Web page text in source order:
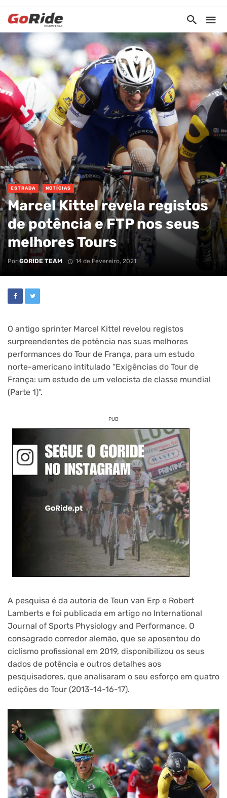
ESTRADA NOTÍCIAS
Marcel Kittel revela registos
de potência e FTP nos seus
melhores Tours
Por GORIDE TEAM 14 de Fevereiro, 2021
O antigo sprinter Marcel Kittel revelou registos
surpreendentes de potência nas suas melhores
performances do Tour de França, para um estudo
norte-americano intitulado “Exigências do Tour de
França: um estudo de um velocista de classe mundial
(Parte 1)”.
PUB
A pesquisa é da autoria de Teun van Erp e Robert
Lamberts e foi publicada em artigo no International
Journal of Sports Physiology and Performance. O
consagrado corredor alemão, que se aposentou do
ciclismo profissional em 2019, disponibilizou os seus
dados de potência e outros detalhes aos
pesquisadores, que analisaram o seu esforço em quatro
edições do Tour (2013-14-16-17).